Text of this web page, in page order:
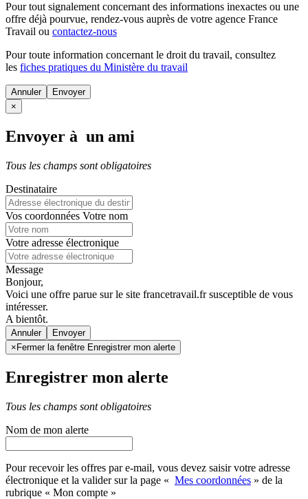
Pour tout signalement concernant des informations inexactes ou une
offre déjà pourvue, rendez-vous auprès de votre agence France
Travail ou contactez-nous
Pour toute information concernant le droit du travail, consultez
les fiches pratiques du Ministère du travail
Annuler
×
Envoyer à un ami
Tous les champs sont obligatoires
Destinataire
Vos coordonnées Votre nom
Votre adresse électronique
Message
Bonjour,
Voici une offre parue sur le site francetravail.fr susceptible de vous
intéresser.
A bientôt.
Annuler
× Fermer la fenêtre Enregistrer mon alerte
Enregistrer mon alerte
Tous les champs sont obligatoires
Nom de mon alerte
Pour recevoir les offres par e-mail, vous devez saisir votre adresse
électronique et la valider sur la page « Mes coordonnées » de la
rubrique « Mon compte »